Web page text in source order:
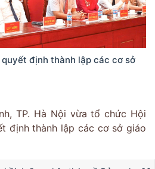
định thành lập các cơ sở
TP. Hà Nội vừa tổ chức Hội
định thành lập các cơ sở giáo